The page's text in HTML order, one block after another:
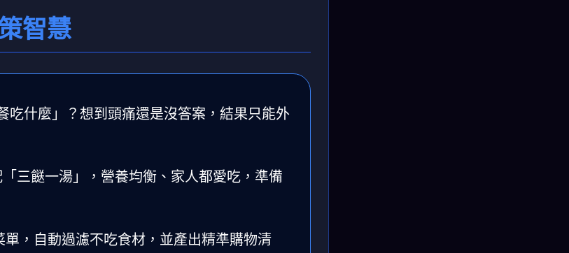
智慧
什麼」？想到頭痛還是沒答案，結果只能外
三餸一湯」，營養均衡、家人都愛吃，準備
，自動過濾不吃食材，並產出精準購物清